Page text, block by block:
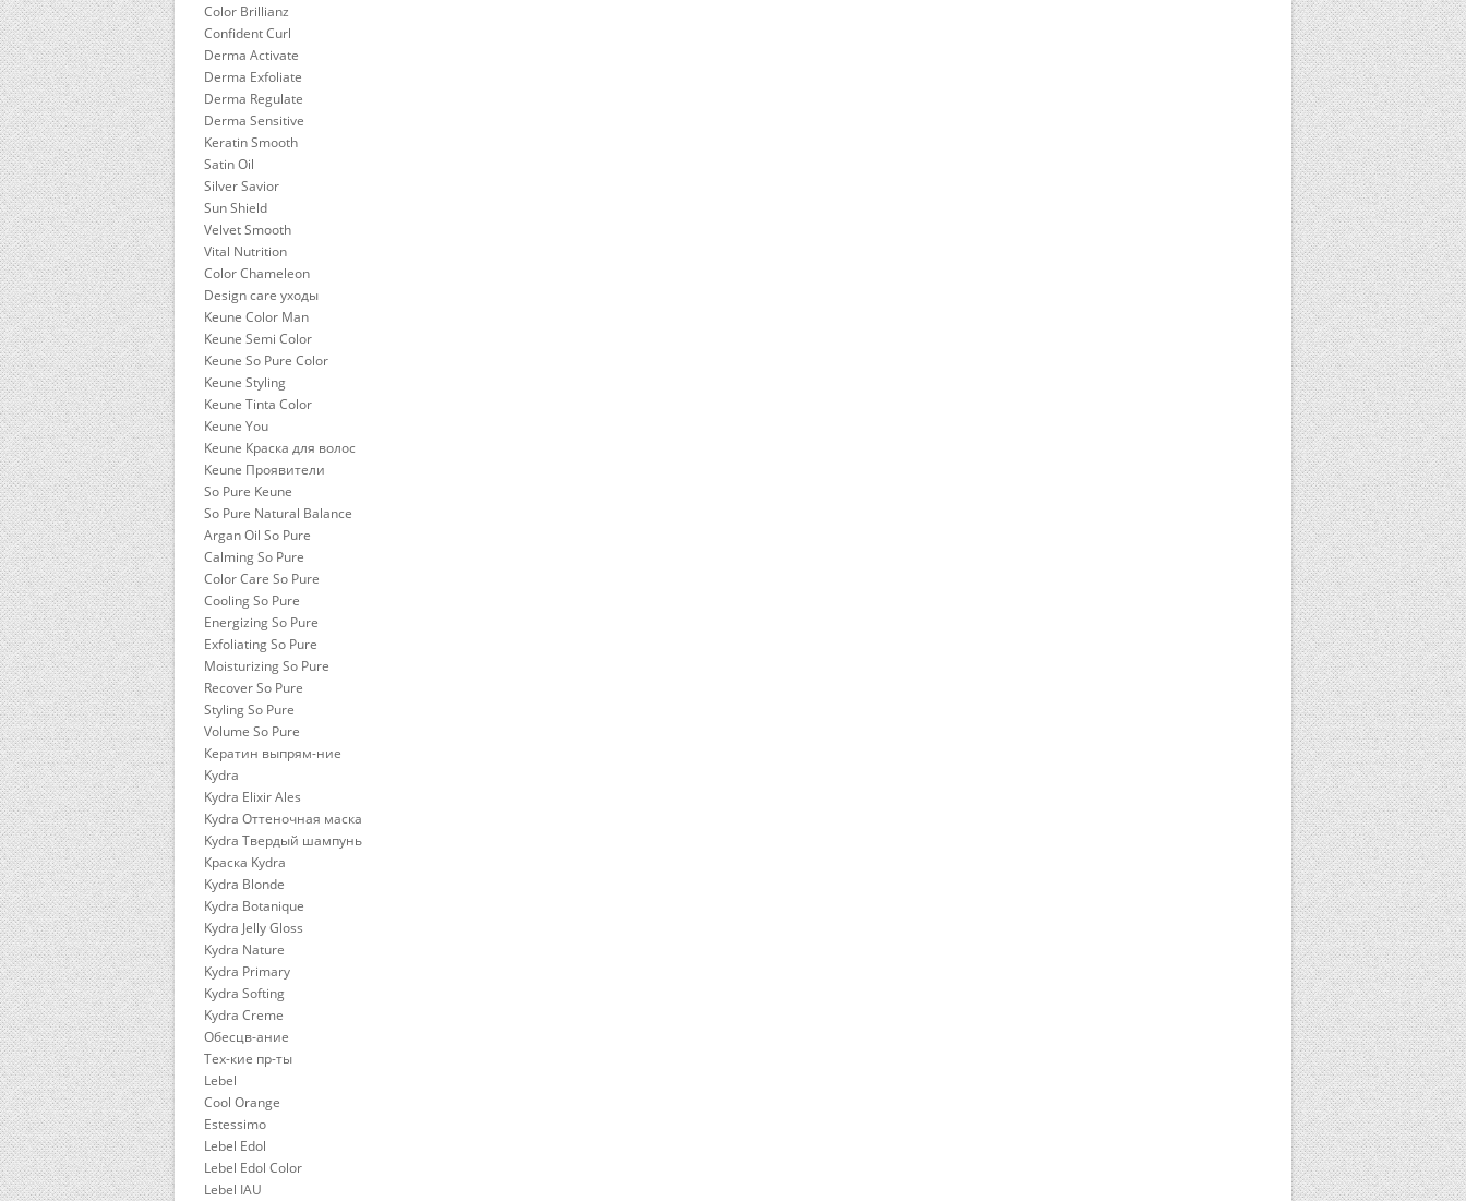
Color Brillianz
Confident Curl
Derma Activate
Derma Exfoliate
Derma Regulate
Derma Sensitive
Keratin Smooth
Satin Oil
Silver Savior
Sun Shield
Velvet Smooth
Vital Nutrition
Color Chameleon
Design care уходы
Keune Color Man
Keune Semi Color
Keune So Pure Color
Keune Styling
Keune Tinta Color
Keune You
Keune Краска для волос
Keune Проявители
So Pure Keune
So Pure Natural Balance
Argan Oil So Pure
Calming So Pure
Color Care So Pure
Cooling So Pure
Energizing So Pure
Exfoliating So Pure
Moisturizing So Pure
Recover So Pure
Styling So Pure
Volume So Pure
Кератин выпрям-ние
Kydra
Kydra Elixir Ales
Kydra Оттеночная маска
Kydra Твердый шампунь
Краска Kydra
Kydra Blonde
Kydra Botanique
Kydra Jelly Gloss
Kydra Nature
Kydra Primary
Kydra Softing
Kydra Сreme
Обесцв-ание
Тех-кие пр-ты
Lebel
Cool Orange
Estessimo
Lebel Edol
Lebel Edol Color
Lebel IAU